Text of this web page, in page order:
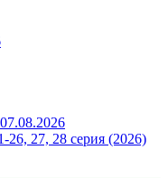
26, 27, 28 серия (2026)